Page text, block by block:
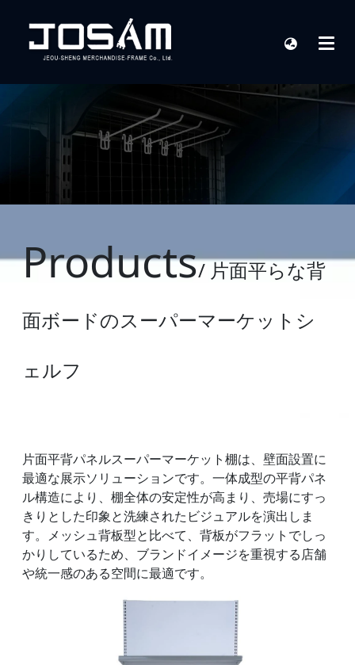
Products/ 片面平らな背
面ボードのスーパーマーケットシ
ェルフ
片面平背パネルスーパーマーケット棚は、壁面設置に
最適な展示ソリューションです。一体成型の平背パネ
ル構造により、棚全体の安定性が高まり、売場にすっ
きりとした印象と洗練されたビジュアルを演出しま
す。メッシュ背板型と比べて、背板がフラットでしっ
かりしているため、ブランドイメージを重視する店舗
や統一感のある空間に最適です。